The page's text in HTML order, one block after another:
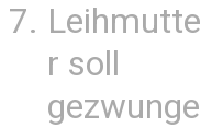
Leihmutte
r soll
gezwunge